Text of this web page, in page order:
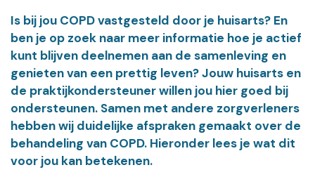
Is bij jou COPD vastgesteld door je huisarts? En
ben je op zoek naar meer informatie hoe je actief
kunt blijven deelnemen aan de samenleving en
genieten van een prettig leven? Jouw huisarts en
de praktijkondersteuner willen jou hier goed bij
ondersteunen. Samen met andere zorgverleners
hebben wij duidelijke afspraken gemaakt over de
behandeling van COPD. Hieronder lees je wat dit
voor jou kan betekenen.